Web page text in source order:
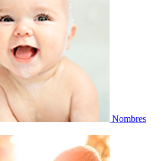
Nombres